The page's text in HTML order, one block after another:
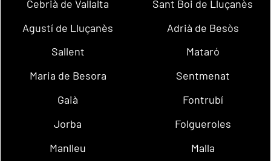
Cebrià de Vallalta
Sant Boi de Lluçanès
Agustí de Lluçanès
Adrià de Besòs
Sallent
Mataró
Maria de Besora
Sentmenat
Gaià
Fontrubí
Jorba
Folgueroles
Manlleu
Malla